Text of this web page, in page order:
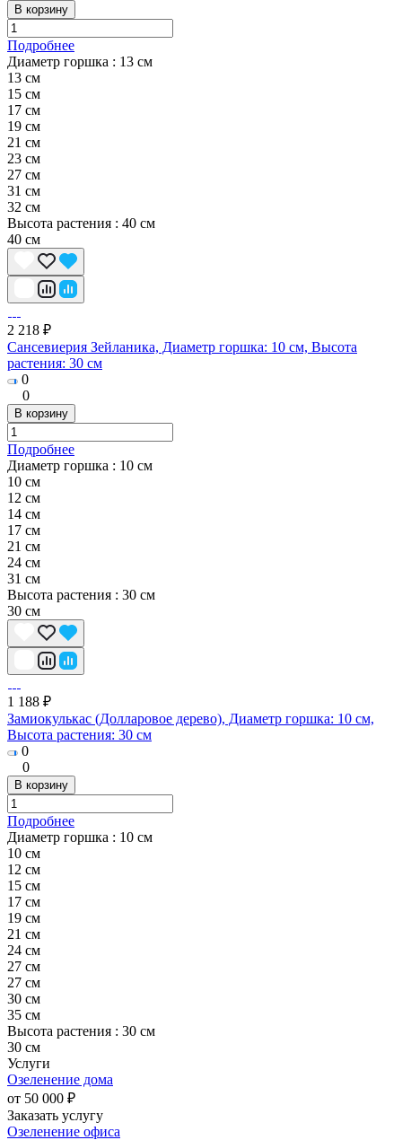
В корзину
Подробнее
Диаметр горшка : 13 см
13 см
15 см
17 см
19 см
21 см
23 см
27 см
31 см
32 см
Высота растения : 40 см
40 см
2 218 ₽
Сансевиерия Зейланика, Диаметр горшка: 10 см, Высота
растения: 30 см
0
0
В корзину
Подробнее
Диаметр горшка : 10 см
10 см
12 см
14 см
17 см
21 см
24 см
31 см
Высота растения : 30 см
30 см
1 188 ₽
Замиокулькас (Долларовое дерево), Диаметр горшка: 10 см,
Высота растения: 30 см
0
0
В корзину
Подробнее
Диаметр горшка : 10 см
10 см
12 см
15 см
17 см
19 см
21 см
24 см
27 см
27 cм
30 см
35 см
Высота растения : 30 см
30 см
Услуги
Озеленение дома
от 50 000 ₽
Заказать услугу
Озеленение офиса